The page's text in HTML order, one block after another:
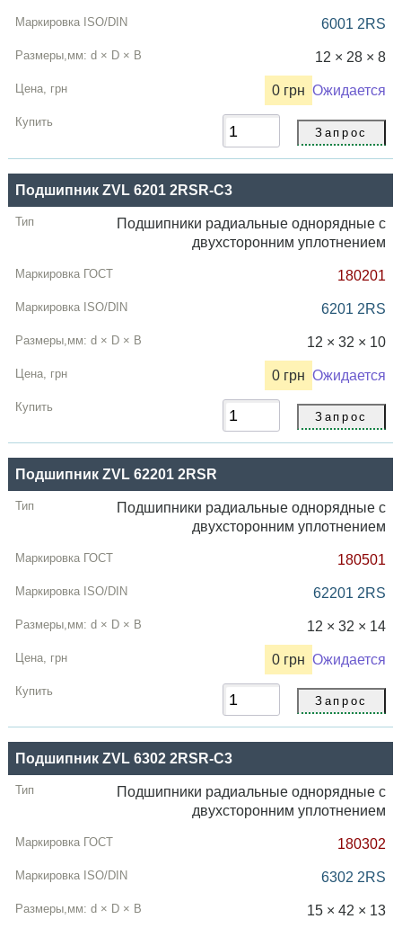
6001 2RS
12 × 28 × 8
0 грн Ожидается
Подшипник ZVL 6201 2RSR-C3
Подшипники радиальные однорядные с
двухсторонним уплотнением
180201
6201 2RS
12 × 32 × 10
0 грн Ожидается
Подшипник ZVL 62201 2RSR
Подшипники радиальные однорядные с
двухсторонним уплотнением
180501
62201 2RS
12 × 32 × 14
0 грн Ожидается
Подшипник ZVL 6302 2RSR-C3
Подшипники радиальные однорядные с
двухсторонним уплотнением
180302
6302 2RS
15 × 42 × 13